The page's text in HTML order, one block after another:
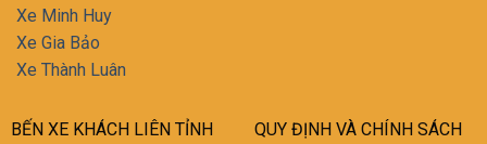
Xe Minh Huy
Xe Gia Bảo
Xe Thành Luân
BẾN XE KHÁCH LIÊN TỈNH
QUY ĐỊNH VÀ CHÍNH SÁCH